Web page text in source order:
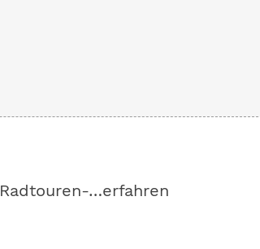
Radtouren-…erfahren